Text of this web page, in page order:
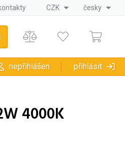
CZK česky
nepřihlášen přihlásit
4000K